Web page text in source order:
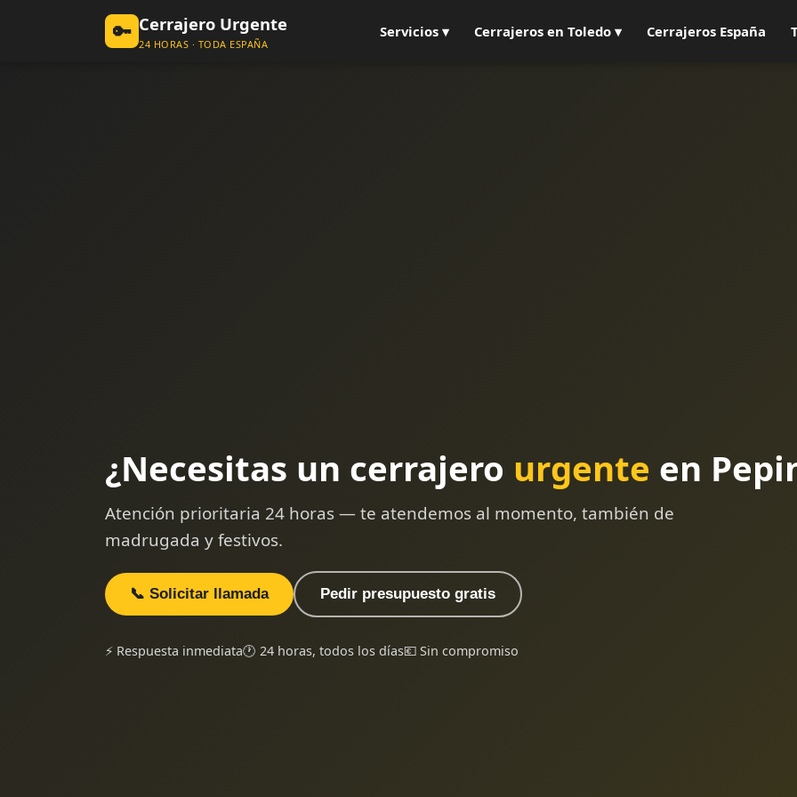
🔑 Cerrajero Urgente
24 HORAS · TODA ESPAÑA
Servicios ▾ Cerrajeros en Toledo ▾ Cerrajeros España
¿Necesitas un cerrajero urgente en
Atención prioritaria 24 horas — te atendemos al momento, también de
madrugada y festivos.
📞 Solicitar llamada Pedir presupuesto gratis
⚡ Respuesta inmediata🕐 24 horas, todos los días💶 Sin compromiso